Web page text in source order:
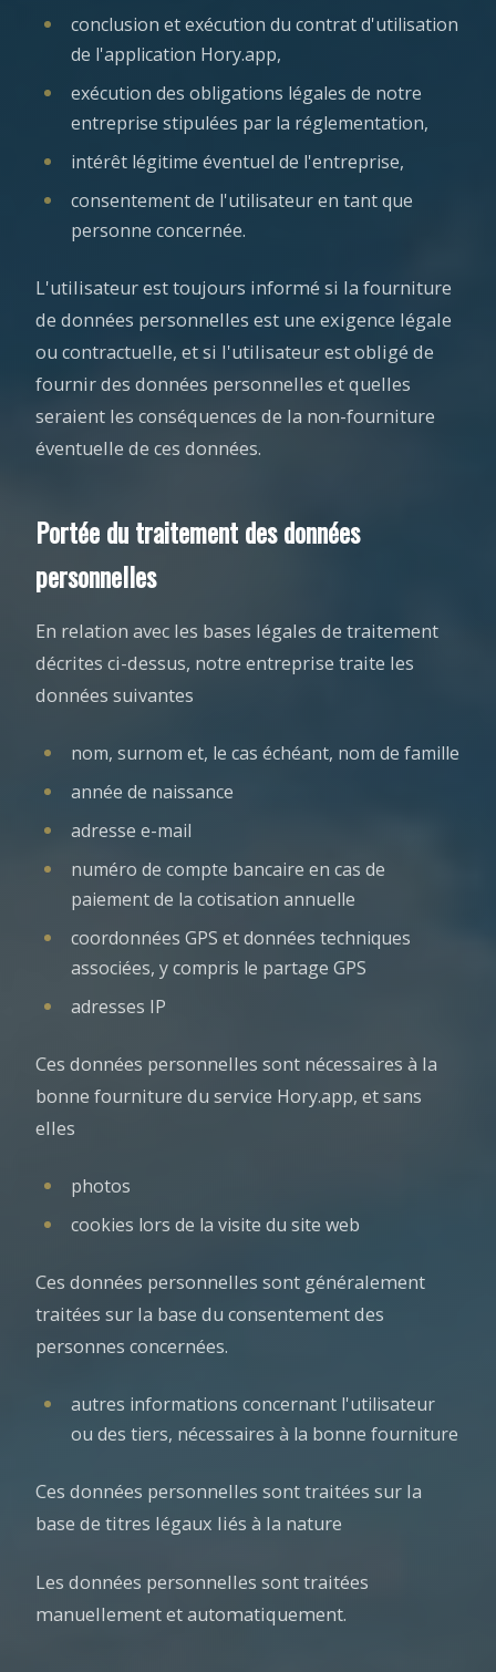
conclusion et exécution du contrat d'utilisation
de l'application Hory.app,
exécution des obligations légales de notre
entreprise stipulées par la réglementation,
intérêt légitime éventuel de l'entreprise,
consentement de l'utilisateur en tant que
personne concernée.
L'utilisateur est toujours informé si la fourniture
de données personnelles est une exigence légale
ou contractuelle, et si l'utilisateur est obligé de
fournir des données personnelles et quelles
seraient les conséquences de la non-fourniture
éventuelle de ces données.
Portée du traitement des données
personnelles
En relation avec les bases légales de traitement
décrites ci-dessus, notre entreprise traite les
données suivantes
nom, surnom et, le cas échéant, nom de famille
année de naissance
adresse e-mail
numéro de compte bancaire en cas de
paiement de la cotisation annuelle
coordonnées GPS et données techniques
associées, y compris le partage GPS
adresses IP
Ces données personnelles sont nécessaires à la
bonne fourniture du service Hory.app, et sans
elles
photos
cookies lors de la visite du site web
Ces données personnelles sont généralement
traitées sur la base du consentement des
personnes concernées.
autres informations concernant l'utilisateur
ou des tiers, nécessaires à la bonne fourniture
Ces données personnelles sont traitées sur la
base de titres légaux liés à la nature
Les données personnelles sont traitées
manuellement et automatiquement.